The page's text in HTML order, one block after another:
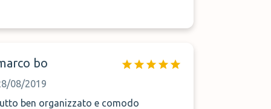
bo
08/2019
ben organizzato e comodo